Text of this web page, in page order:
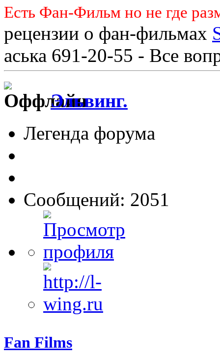
Есть Фан-Фильм но не где
рецензии о фан-фильмах
аська 691-20-55 - Все
Эльвинг.
Легенда форума
Сообщений: 2051
Fan Films